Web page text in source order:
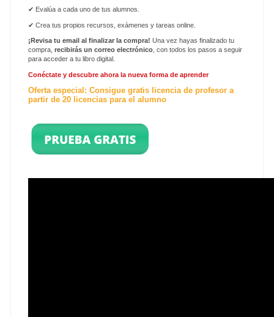
✔ Evalúa a cada uno de tus alumnos.
✔ Crea tus propios recursos, exámenes y tareas online.
¡Revisa tu email al finalizar la compra! Una vez hayas finalizado tu
compra,recibirás un correo electrónico , con todos los pasos a seguir
para acceder a tu libro digital.
Conéctate y descubre ahora la nueva forma de aprender
Oferta especial: Consigue gratis licencia de profesor a
partir de 20 licencias para el alumno